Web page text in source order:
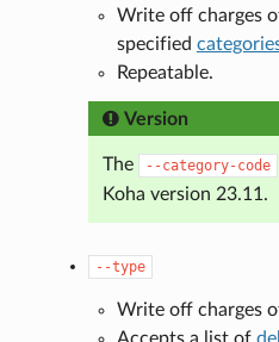
Write off charges
specified
Repeatable.
Version
The --category-code
Koha version 23.11.
--type
Write off charges